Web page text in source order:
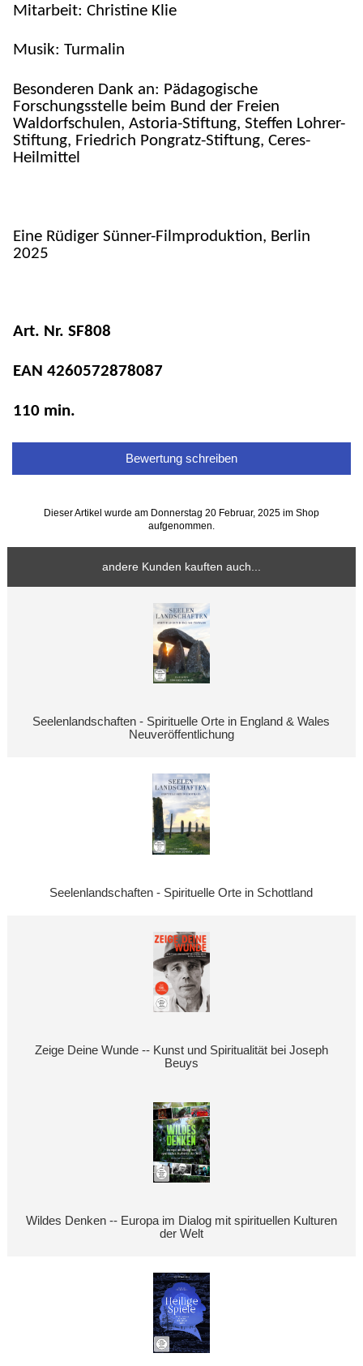
Mitarbeit: Christine Klie
Musik: Turmalin
Besonderen Dank an: Pädagogische
Forschungsstelle beim Bund der Freien
Waldorfschulen, Astoria-Stiftung, Steffen Lohrer-
Stiftung, Friedrich Pongratz-Stiftung, Ceres-
Heilmittel
Eine Rüdiger Sünner-Filmproduktion, Berlin
2025
Art. Nr. SF808
EAN 4260572878087
110 min.
Bewertung schreiben
Dieser Artikel wurde am Donnerstag 20 Februar, 2025 im Shop
aufgenommen.
andere Kunden kauften auch...
Seelenlandschaften - Spirituelle Orte in England & Wales
Neuveröffentlichung
Seelenlandschaften - Spirituelle Orte in Schottland
Zeige Deine Wunde -- Kunst und Spiritualität bei Joseph
Beuys
Wildes Denken -- Europa im Dialog mit spirituellen Kulturen
der Welt